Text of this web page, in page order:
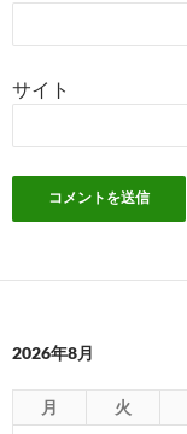
サイト
2026年8月
月 火